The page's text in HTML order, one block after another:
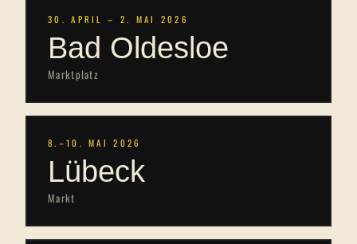
30. APRIL – 2. MAI 2026
Bad Oldesloe
Marktplatz
8.–10. MAI 2026
Lübeck
Markt